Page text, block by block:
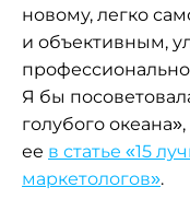
новому, легко
и объективным,
Я бы
голубого
ее в статье «15
маркетологов».